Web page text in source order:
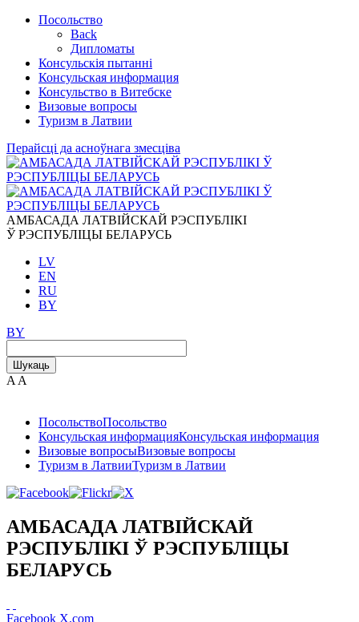
Посольство
Back
Дипломаты
Консульскiя пытаннi
Консульская информация
Консульство в Витебске
Визовые вопросы
Туризм в Латвии
Перайсці да асноўнага змесціва
АMБАСАДА ЛАТВIЙСКАЙ РЭСПУБЛIКI
Ў РЭСПУБЛIЦЫ БЕЛАРУСЬ
LV
EN
RU
BY
BY
Шукаць
A A
ПосольствоПосольство
Консульская информацияКонсульская информация
Визовые вопросыВизовые вопросы
Туризм в ЛатвииТуризм в Латвии
АMБАСАДА ЛАТВIЙСКАЙ
РЭСПУБЛIКI Ў РЭСПУБЛIЦЫ
БЕЛАРУСЬ
Facebook X.com